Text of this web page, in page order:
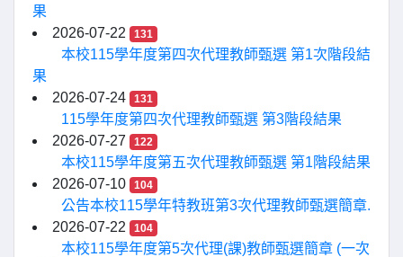
果
2026-07-22
131
本校115學年度第四次代理教師甄選 第1次階段結
果
2026-07-24
131
115學年度第四次代理教師甄選 第3階段結果
2026-07-27
122
本校115學年度第五次代理教師甄選 第1階段結果
2026-07-10
104
公告本校115學年特教班第3次代理教師甄選簡章.
2026-07-22
104
本校115學年度第5次代理(課)教師甄選簡章 (一次